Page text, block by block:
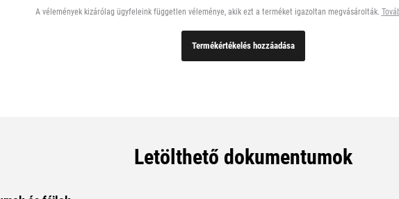
1
A vélemények kizárólag ügyfeleink független véleménye, akik ezt a terméket igazoltan megvásárolták.
Termékértékelés hozzáadása
Letölthető dokumentumok